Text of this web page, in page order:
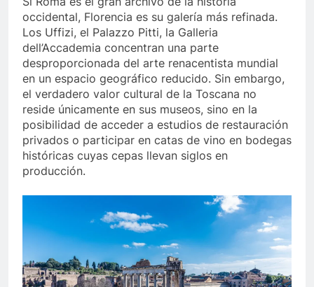
occidental, Florencia es su galería más refinada.
Los Uffizi, el Palazzo Pitti, la Galleria
dell’Accademia concentran una parte
desproporcionada del arte renacentista mundial
en un espacio geográfico reducido. Sin embargo,
el verdadero valor cultural de la Toscana no
reside únicamente en sus museos, sino en la
posibilidad de acceder a estudios de restauración
privados o participar en catas de vino en bodegas
históricas cuyas cepas llevan siglos en
producción.